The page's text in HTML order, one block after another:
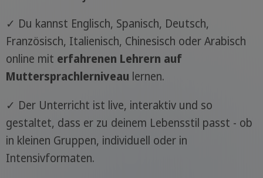
✓ Du kannst Englisch, Spanisch, Deutsch,
Französisch, Italienisch, Chinesisch oder Arabisch
online mit erfahrenen Lehrern auf
Muttersprachlerniveau lernen.
✓ Der Unterricht ist live, interaktiv und so
gestaltet, dass er zu deinem Lebensstil passt - ob
in kleinen Gruppen, individuell oder in
Intensivformaten.